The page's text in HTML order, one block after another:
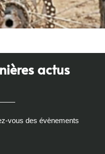
actus
vous des évènements